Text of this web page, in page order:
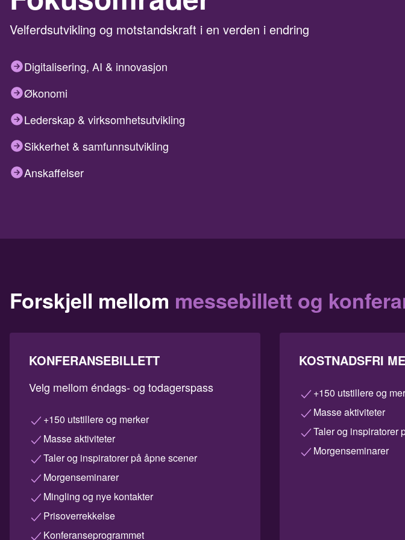
Velferdsutvikling og motstandskraft i en verden i endring
Digitalisering, AI & innovasjon
Økonomi
Lederskap & virksomhetsutvikling
Sikkerhet & samfunnsutvikling
Anskaffelser
Forskjell mellom messebillett og
KONFERANSEBILLETT
Velg mellom éndags- og todagerspass
+150 utstillere og merker
Masse aktiviteter
Taler og inspiratorer på åpne scener
Morgenseminarer
Mingling og nye kontakter
Prisoverrekkelse
Konferanseprogrammet
KOSTNADSFRI
+150 utstillere og
Masse aktiviteter
Taler og inspiratorer
Morgenseminarer